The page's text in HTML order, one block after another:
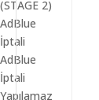
AdBlue
İptali
Yapılamaz